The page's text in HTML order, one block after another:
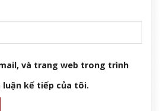
và trang web trong trình
luận kế tiếp của tôi.